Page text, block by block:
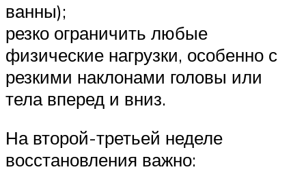
ванны);
резко ограничить любые
физические нагрузки, особенно с
резкими наклонами головы или
тела вперед и вниз.
На второй-третьей неделе
восстановления важно: